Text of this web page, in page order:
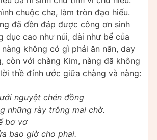
chuộc cha, làm tròn đạo hiếu.
đã đền đáp được công ơn sinh
dục cao như núi, dài như bể của
không có gì phải ăn năn, day
còn với chàng Kim, nàng đã không
thề đính ước giữa chàng và nàng:
nguyệt chén đồng
những rày trông mai chờ.
bơ vơ
bao giờ cho phai.